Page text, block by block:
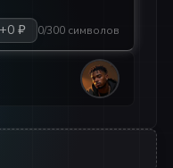
+0 ₽ 0/300 символов